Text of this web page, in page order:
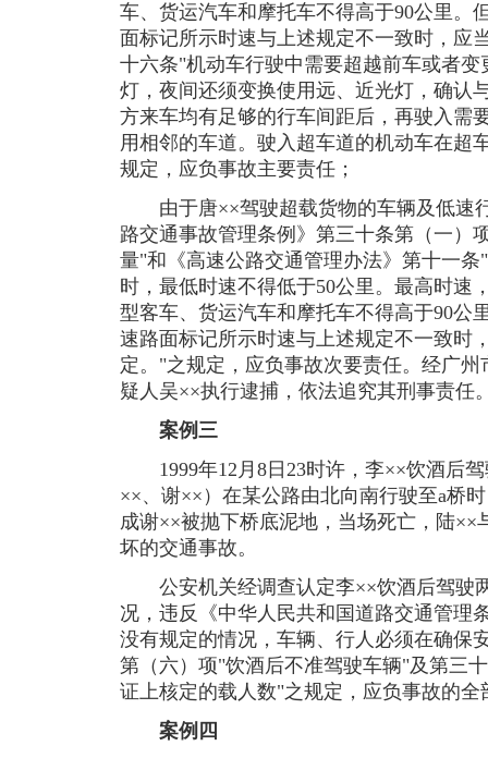
车、货运汽车和摩托车不得高于90公里。
面标记所示时速与上述规定不一致时，应
十六条"机动车行驶中需要超越前车或者
灯，夜间还须变换使用远、近光灯，确认
方来车均有足够的行车间距后，再驶入需
用相邻的车道。驶入超车道的机动车在超
规定，应负事故主要责任；
由于唐××驾驶超载货物的车辆及低速
路交通事故管理条例》第三十条第（一）
量"和《高速公路交通管理办法》第十一
时，最低时速不得低于50公里。最高时速
型客车、货运汽车和摩托车不得高于90公
速路面标记所示时速与上述规定不一致时
定。"之规定，应负事故次要责任。经广
疑人吴××执行逮捕，依法追究其刑事责任
案例三
1999年12月8日23时许，李××饮酒后驾
××、谢××）在某公路由北向南行驶至a桥
成谢××被抛下桥底泥地，当场死亡，陆××
坏的交通事故。
公安机关经调查认定李××饮酒后驾驶
况，违反《中华人民共和国道路交通管理
没有规定的情况，车辆、行人必须在确保
第（六）项"饮酒后不准驾驶车辆"及第三
证上核定的载人数"之规定，应负事故的全
案例四